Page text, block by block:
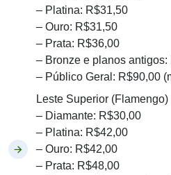
– Platina: R$31,50
– Ouro: R$31,50
– Prata: R$36,00
– Bronze e planos antigos:
– Público Geral: R$90,00
Leste Superior (Flamengo)
– Diamante: R$30,00
– Platina: R$42,00
– Ouro: R$42,00
– Prata: R$48,00